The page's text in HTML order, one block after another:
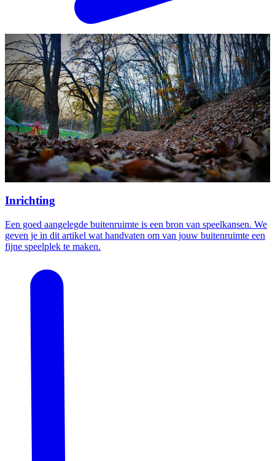
Inrichting
Een goed aangelegde buitenruimte is een bron van speelkansen. We
geven je in dit artikel wat handvaten om van jouw buitenruimte een
fijne speelplek te maken.